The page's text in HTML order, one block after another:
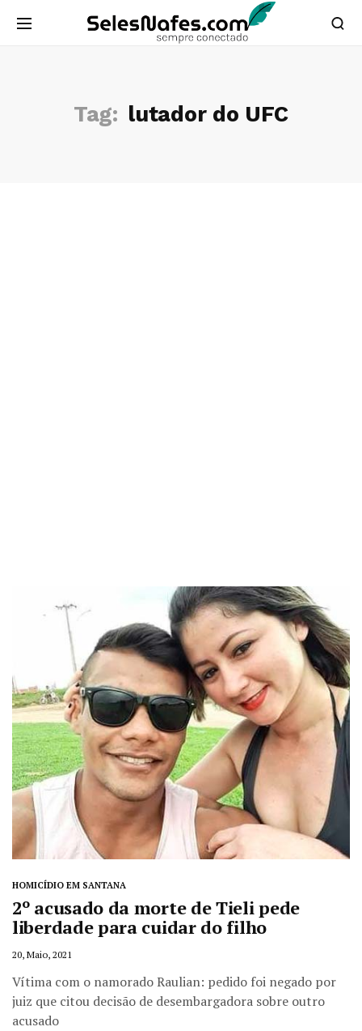
Tag: lutador do UFC
HOMICÍDIO EM SANTANA
2º acusado da morte de Tieli pede
liberdade para cuidar do filho
20, Maio, 2021
Vítima com o namorado Raulian: pedido foi negado por
juiz que citou decisão de desembargadora sobre outro
acusado